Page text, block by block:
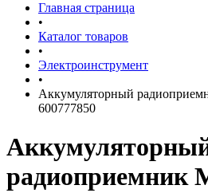
Главная страница
•
Каталог товаров
•
Электроинструмент
•
Аккумуляторный
600777850
радиоприемник